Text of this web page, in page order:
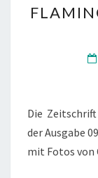
Die
der Ausgabe
mit Fotos von